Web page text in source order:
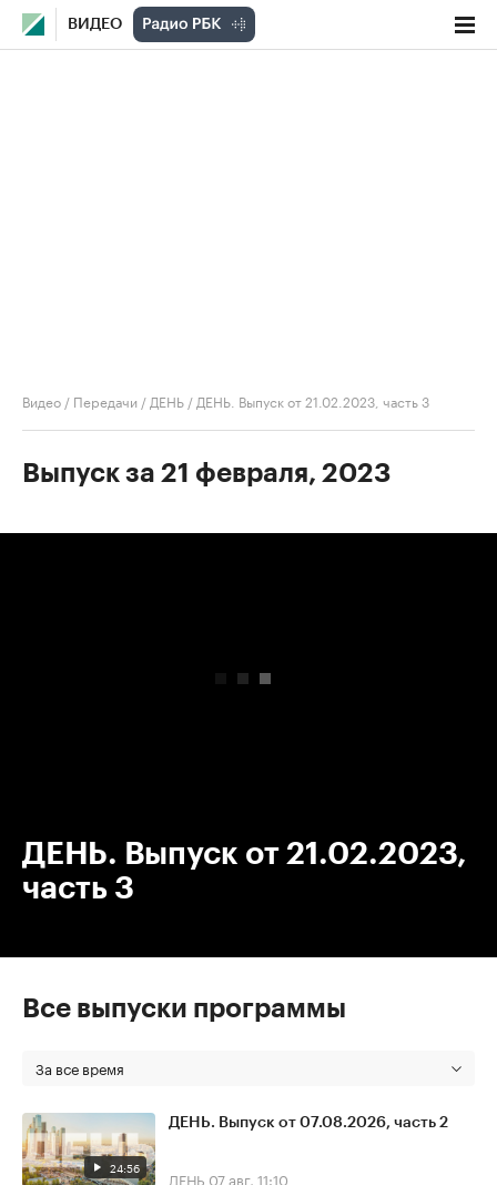
ВИДЕО
Видео / Передачи / ДЕНЬ / ДЕНЬ. Выпуск от 21.02.2023, часть 3
Выпуск за 21 февраля, 2023
ДЕНЬ. Выпуск от 21.02.2023,
часть 3
Все выпуски программы
За все время
24:56
ДЕНЬ. Выпуск от 07.08.2026, часть 2
ДЕНЬ 07 авг, 11:10